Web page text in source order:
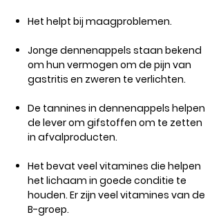
Het helpt bij maagproblemen.​
Jonge dennenappels staan ​​bekend
om hun vermogen om de pijn van
gastritis en zweren te verlichten.
De tannines in dennenappels helpen
de lever om gifstoffen om te zetten
in afvalproducten.
Het bevat veel vitamines die helpen
het lichaam in goede conditie te
houden. Er zijn veel vitamines van de
B-groep.